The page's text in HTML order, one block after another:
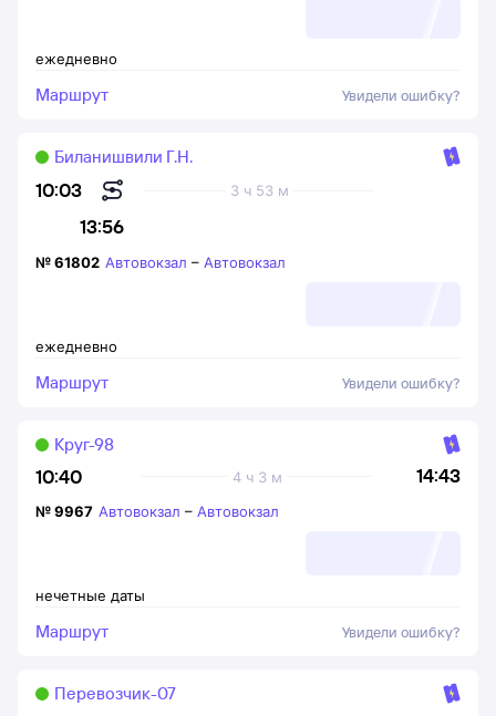
ежедневно
Маршрут Увидели ошибку?
10:03
13:56
3 ч 53 м
Биланишвили Г.Н.
ежедневно
№61802 Автовокзал – Автовокзал
Маршрут Увидели ошибку?
10:40 14:43
4 ч 3 м
Круг-98
нечетные даты
№9967 Автовокзал – Автовокзал
Маршрут Увидели ошибку?
Перевозчик-07